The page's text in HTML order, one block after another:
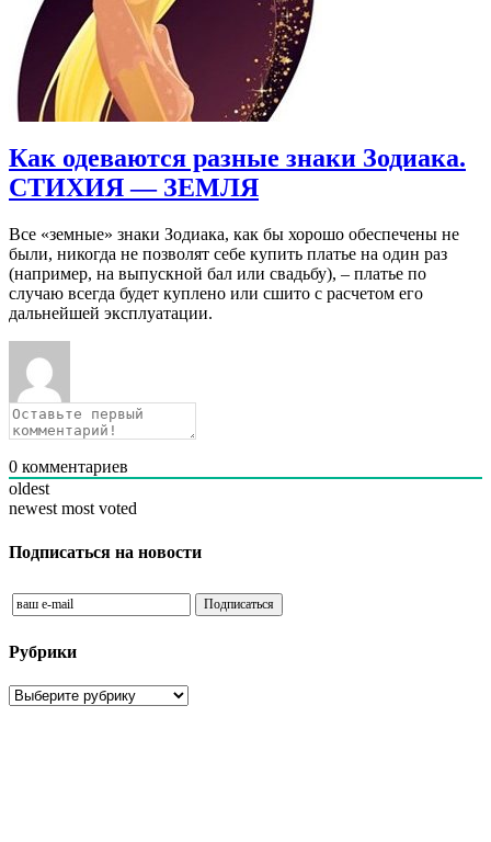
Как одеваются разные знаки Зодиака.
СТИХИЯ — ЗЕМЛЯ
Все «земные» знаки Зодиака, как бы хорошо обеспечены не
были, никогда не позволят себе купить платье на один раз
(например, на выпускной бал или свадьбу), – платье по
случаю всегда будет куплено или сшито с расчетом его
дальнейшей эксплуатации.
0 комментариев
oldest
newest most voted
Подписаться на новости
Рубрики
Рубрики